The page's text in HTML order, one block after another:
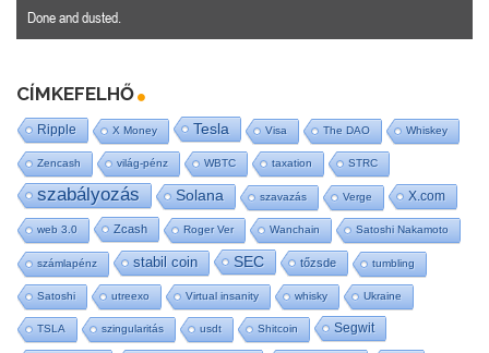
Done and dusted.
CÍMKEFELHŐ
Ripple X Money Tesla Visa The DAO Whiskey
Zencash világ-pénz WBTC taxation STRC
szabályozás Solana szavazás Verge X.com
web 3.0 Zcash Roger Ver Wanchain Satoshi Nakamoto
számlapénz stabil coin SEC tőzsde tumbling
Satoshi utreexo Virtual insanity whisky Ukraine
TSLA szingularitás usdt Shitcoin Segwit